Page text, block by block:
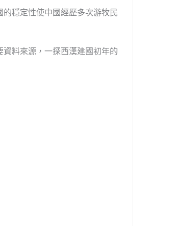
穩定性使中國經歷多次游牧民
料來源，一探西漢建國初年的